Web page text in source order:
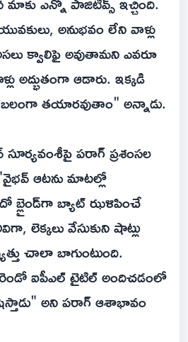
అనుభవం లేని వాళ్లు
క్వాలిఫై అవుతామని ఎవరూ
అద్భుతంగా ఆడారు. ఇక్కడి
తయారవుతాం" అన్నాడు.
పరాగ్ ప్రశంసల
ఆటను మాటల్లో
బ్లైండ్‌గా బ్యాట్ ఝళిపించే
లెక్కలు వేసుకుని షాట్లు
చాలా బాగుంటుంది.
ఐపీఎల్ టైటిల్ అందిచడంలో
అని పరాగ్ ఆశాభావం